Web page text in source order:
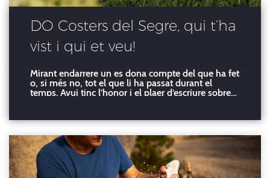
DO Costers del Segre, qui t’ha
vist i qui et veu!
Mirant endarrere un es dona compte del que ha fet
o, si més no, tot el que li ha passat durant el
temps. Avui tinc l’honor i el plaer d’escriure sobre
l’anàlisi personal, sobretot perquè, al cap i a la fi, jo